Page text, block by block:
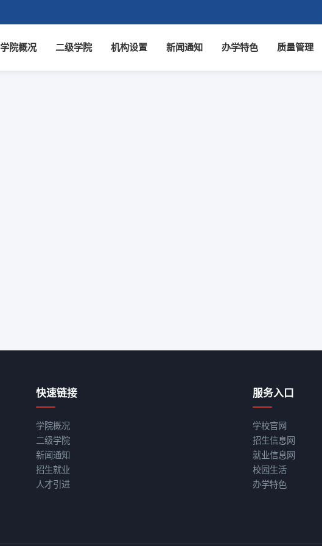
学院概况 二级学院 机构设置 新闻通知 办学特色 质量管理
快速链接
学院概况
二级学院
新闻通知
招生就业
人才引进
服务入口
学校官网
招生信息网
就业信息网
校园生活
办学特色